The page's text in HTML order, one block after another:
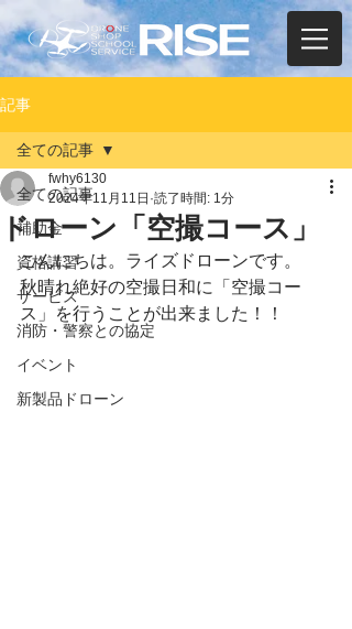
記事
全ての記事
補助金
資格講習
サービス
消防・警察との協定
イベント
新製品ドローン
全ての記事
ドローン「空撮コース」
fwhy6130
2024年11月11日 読了時間: 1分
こんにちは。ライズドローンです。
秋晴れ絶好の空撮日和に「空撮コー
ス」を行うことが出来ました！！